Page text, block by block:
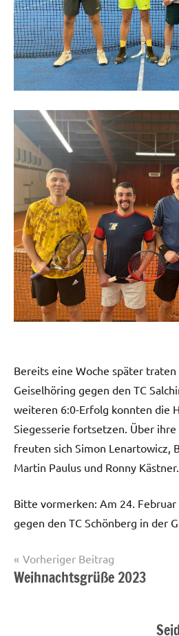
Bereits eine Woche später
Geiselhöring gegen den TC
weiteren 6:0-Erfolg konnten die
Siegesserie fortsetzen. Über
freuten sich Simon Lenartowicz,
Martin Paulus und Ronny Kästner.
Bitte vormerken: Am 24.
gegen den TC Schönberg in der
Startseite
Beitragsnavigation
Vorheriger Beitrag
Weihnachtsgrüße 2023